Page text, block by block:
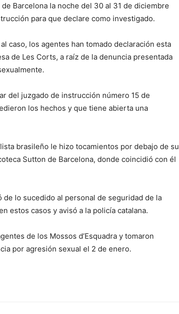
Barcelona la noche del 30 al 31 de diciembre
para que declare como investigado.
caso, los agentes han tomado declaración esta
de Les Corts, a raíz de la denuncia presentada
del juzgado de instrucción número 15 de
los hechos y que tiene abierta una
brasileño le hizo tocamientos por debajo de su
Sutton de Barcelona, donde coincidió con él
lo sucedido al personal de seguridad de la
estos casos y avisó a la policía catalana.
de los Mossos d’Esquadra y tomaron
por agresión sexual el 2 de enero.